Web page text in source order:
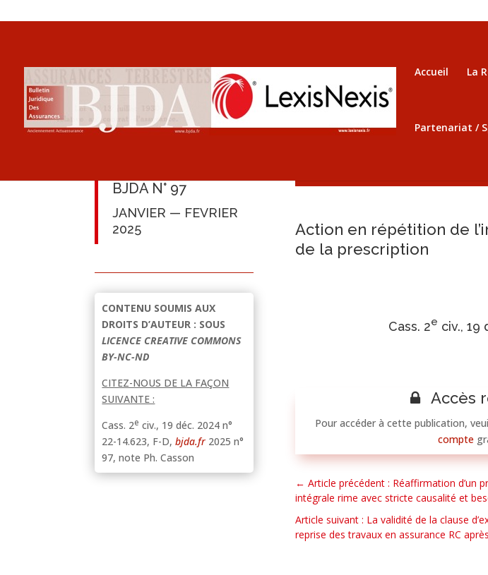
Accueil La
Partenariat /
BJDA N° 97
JANVIER — FEVRIER
2025
CONTENU SOUMIS AUX
DROITS D’AUTEUR : SOUS
LICENCE CREATIVE COMMONS
BY-NC-ND
CITEZ-NOUS DE LA FAÇON
SUIVANTE :
Cass. 2e civ., 19 déc. 2024 n°
22-14.623, F-D,bjda.fr 2025 n°
97, note Ph. Casson
Action en répétition de
de la prescription
Cass. 2e civ., 19
Accès
Pour accéder à cette publication,
compte
← Article précédent : Réaffirmation d’un
intégrale rime avec stricte causalité et
Article suivant : La validité de la clause
reprise des travaux en assurance RC